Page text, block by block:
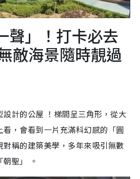
聲」！打卡必去
敵海景隨時靚過
計的公屋 ！梯間呈三角形，從大
，會看到一片充滿科幻感的「圓
稱的建築美學，多年來吸引無數
聖」 。